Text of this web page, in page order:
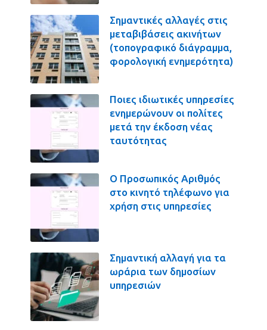
Σημαντικές αλλαγές στις
μεταβιβάσεις ακινήτων
(τοπογραφικό διάγραμμα,
φορολογική ενημερότητα)
Ποιες ιδιωτικές υπηρεσίες
ενημερώνουν οι πολίτες
μετά την έκδοση νέας
ταυτότητας
Ο Προσωπικός Αριθμός
στο κινητό τηλέφωνο για
χρήση στις υπηρεσίες
Σημαντική αλλαγή για τα
ωράρια των δημοσίων
υπηρεσιών